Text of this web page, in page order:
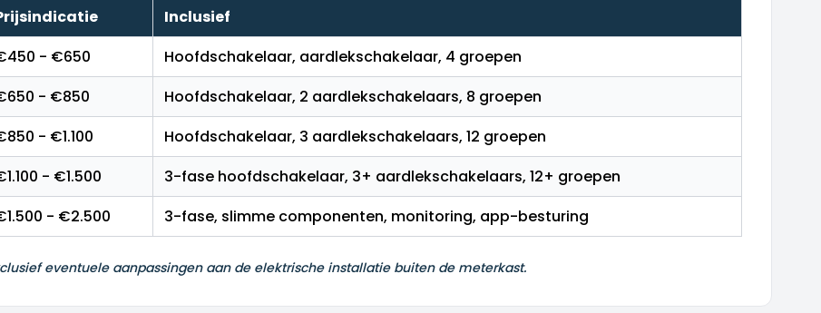
Inclusief
- €650
Hoofdschakelaar, aardlekschakelaar, 4 groepen
- €850
Hoofdschakelaar, 2 aardlekschakelaars, 8 groepen
- €1.100
Hoofdschakelaar, 3 aardlekschakelaars, 12 groepen
- €1.500
3-fase hoofdschakelaar, 3+ aardlekschakelaars, 12+ groepen
- €2.500 3-fase, slimme componenten, monitoring, app-besturing
eventuele aanpassingen aan de elektrische installatie buiten de meterkast.